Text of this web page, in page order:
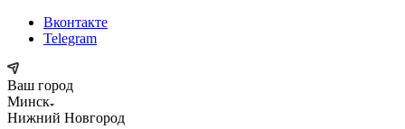
Вконтакте
Telegram
Ваш город
Минск
Нижний Новгород